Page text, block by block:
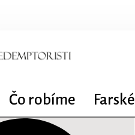
Čo robíme